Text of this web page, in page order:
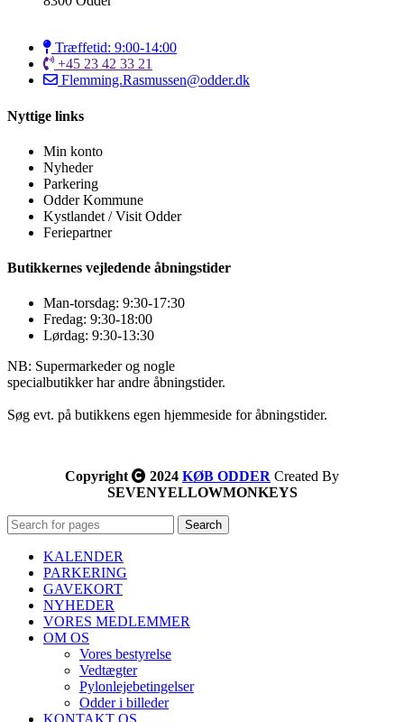
Træffetid: 9:00-14:00
+45 23 42 33 21
Flemming.Rasmussen@odder.dk
Nyttige links
Min konto
Nyheder
Parkering
Odder Kommune
Kystlandet / Visit Odder
Feriepartner
Butikkernes vejledende åbningstider
Man-torsdag: 9:30-17:30
Fredag: 9:30-18:00
Lørdag: 9:30-13:30
NB: Supermarkeder og nogle
specialbutikker har andre åbningstider.
Søg evt. på butikkens egen hjemmeside for åbningstider.
Copyright 2024 KØB ODDER Created By
SEVENYELLOWMONKEYS
Search
KALENDER
PARKERING
GAVEKORT
NYHEDER
VORES MEDLEMMER
OM OS
Vores bestyrelse
Vedtægter
Pylonlejebetingelser
Odder i billeder